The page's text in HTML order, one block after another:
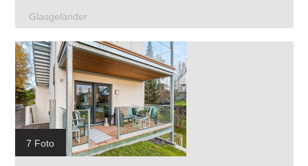
Glasgeländer
7 Foto